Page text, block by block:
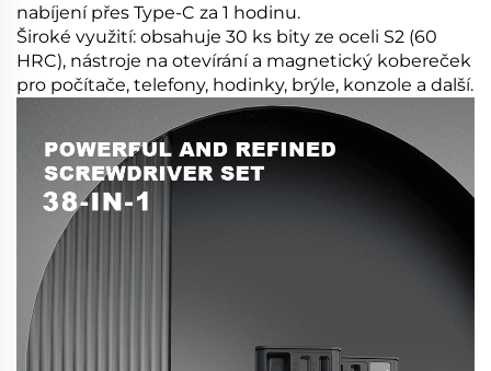
nabíjení přes Type-C za 1 hodinu.
Široké využití: obsahuje 30 ks bity ze oceli S2 (60
HRC), nástroje na otevírání a magnetický kobereček
pro počítače, telefony, hodinky, brýle, konzole a další.